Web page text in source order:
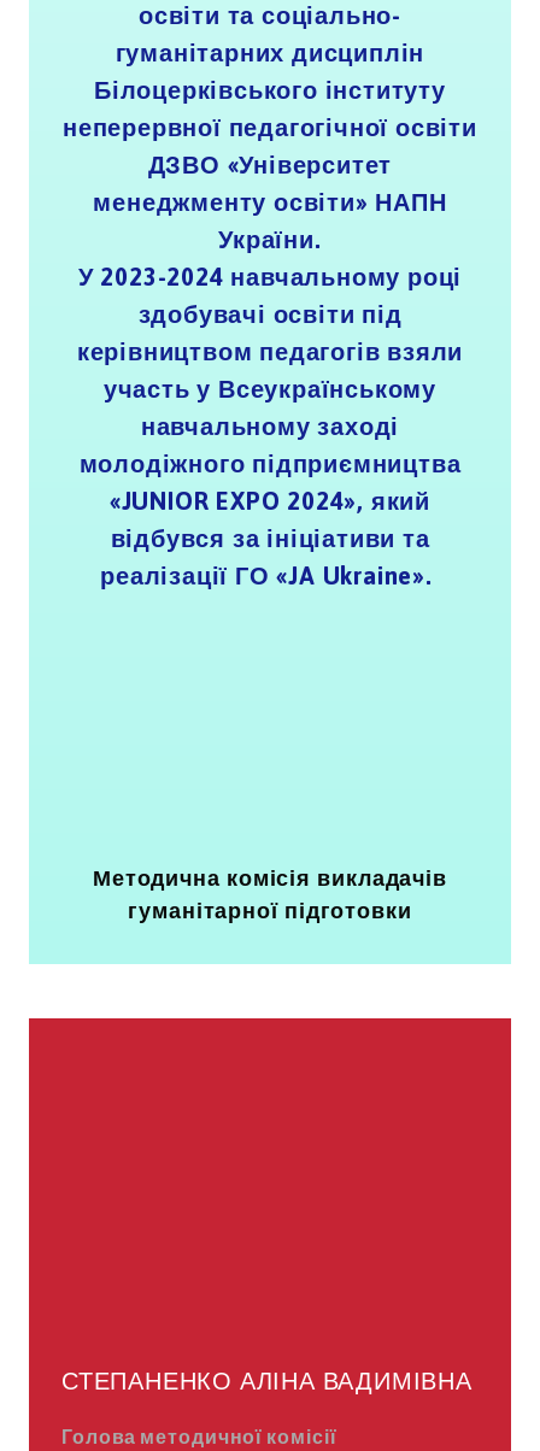
освіти та соціально-
гуманітарних дисциплін
Білоцерківського інституту
неперервної педагогічної освіти
ДЗВО «Університет
менеджменту освіти» НАПН
України.
У 2023-2024 навчальному році
здобувачі освіти під
керівництвом педагогів взяли
участь у Всеукраїнському
навчальному заході
молодіжного підприємництва
«JUNIOR EXPO 2024», який
відбувся за ініціативи та
реалізації ГО «JA Ukraine».
Методична комісія викладачів
гуманітарної підготовки
СТЕПАНЕНКО АЛІНА ВАДИМІВНА
Голова методичної комісії